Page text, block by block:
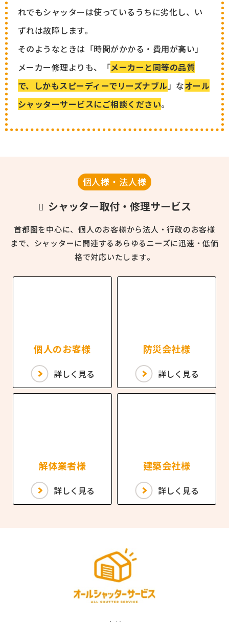
れでもシャッターは使っているうちに劣化し、い
ずれは故障します。
そのようなときは「時間がかかる・費用が高い」
メーカー修理よりも、「メーカーと同等の品質
で、しかもスピーディーでリーズナブル」なオール
シャッターサービスにご相談ください。
個人様・法人様
シャッター取付・修理サービス
首都圏を中心に、個人のお客様から法人・行政のお客様
まで、 シャッターに間連するあらゆるニーズに迅速・低価
格で対応いたします。
個人のお客様
詳しく見る
防災会社様
詳しく見る
解体業者様
詳しく見る
建築会社様
詳しく見る